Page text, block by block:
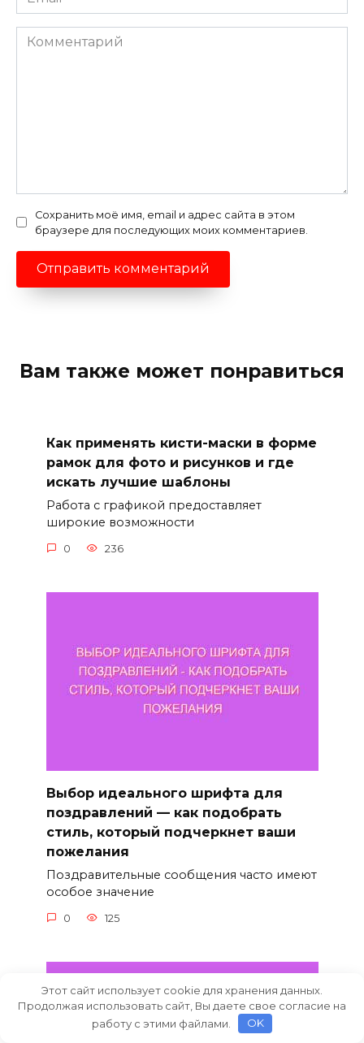
*
Комментарий
Сохранить моё имя, email и адрес сайта в этом
браузере для последующих моих комментариев.
Вам также может понравиться
Как применять кисти-маски в форме
рамок для фото и рисунков и где
искать лучшие шаблоны
Работа с графикой предоставляет
широкие возможности
0 236
Выбор идеального шрифта для
поздравлений — как подобрать
стиль, который подчеркнет ваши
пожелания
Поздравительные сообщения часто имеют
особое значение
0 125
Этот сайт использует cookie для хранения данных.
Продолжая использовать сайт, Вы даете свое согласие на
работу с этими файлами.
OK